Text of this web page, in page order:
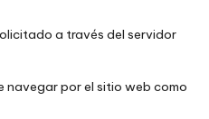
a través del servidor
navegar por el sitio web como